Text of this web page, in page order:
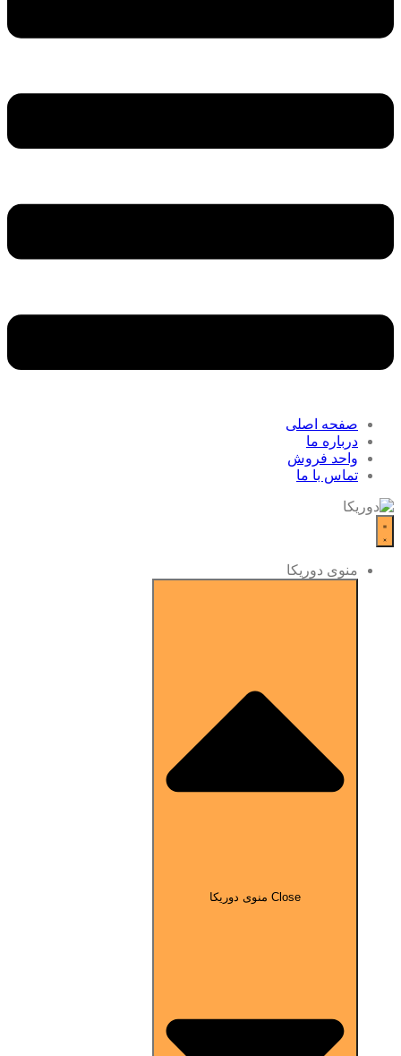
صفحه اصلی
درباره ما
واحد فروش
تماس با ما
منوی دوریکا
Close منوی دوریکا